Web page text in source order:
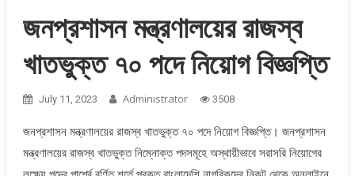
জনপ্রশাসন মন্ত্রণালয়ের রাজস্ব
খাতভুক্ত ৭০ পদে নিয়োগ বিজ্ঞপ্তি
July 11, 2023 Administrator 3508
জনপ্রশাসন মন্ত্রণালয়ের রাজস্ব খাতভুক্ত ৭০ পদে নিয়োগ বিজ্ঞপ্তি। জনপ্রশাসন
মন্ত্রণালয়ের রাজস্ব খাতভুক্ত নিম্নোক্ত পদসমূহে অস্থায়ীভাবে সরাসরি নিয়োগের